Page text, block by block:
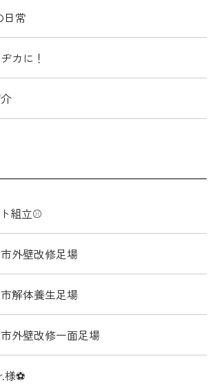
日常
カに！
組立⚾️
外壁改修足場
解体養生足場
外壁改修一面足場
様⚽️